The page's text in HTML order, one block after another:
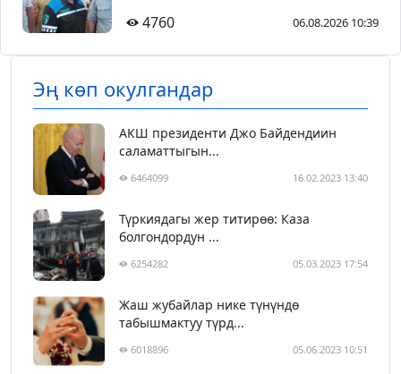
4760
06.08.2026 10:39
Эң көп окулгандар
АКШ президенти Джо Байдендиин
саламаттыгын...
6464099 16.02.2023 13:40
Түркиядагы жер титирөө: Каза
болгондордун ...
6254282 05.03.2023 17:54
Жаш жубайлар нике түнүндө
табышмактуу түрд...
6018896 05.06.2023 10:51